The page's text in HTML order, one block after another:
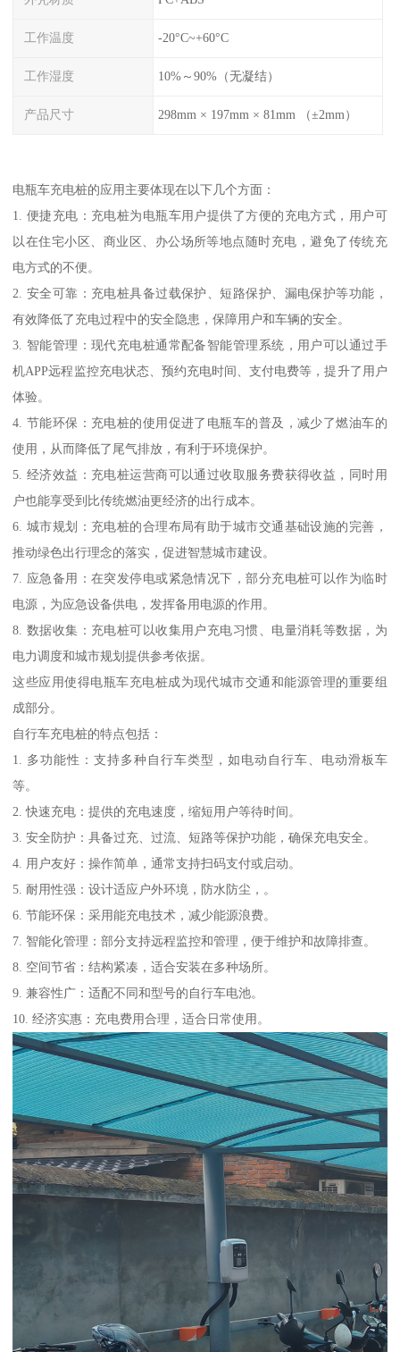
工作温度 -20°C~+60°C
工作湿度 10%～90%（无凝结）
产品尺寸 298mm × 197mm × 81mm （±2mm）
电瓶车充电桩的应用主要体现在以下几个方面：
1. 便捷充电：充电桩为电瓶车用户提供了方便的充电方式，用户可
以在住宅小区、商业区、办公场所等地点随时充电，避免了传统充
电方式的不便。
2. 安全可靠：充电桩具备过载保护、短路保护、漏电保护等功能，
有效降低了充电过程中的安全隐患，保障用户和车辆的安全。
3. 智能管理：现代充电桩通常配备智能管理系统，用户可以通过手
机APP远程监控充电状态、预约充电时间、支付电费等，提升了用户
体验。
4. 节能环保：充电桩的使用促进了电瓶车的普及，减少了燃油车的
使用，从而降低了尾气排放，有利于环境保护。
5. 经济效益：充电桩运营商可以通过收取服务费获得收益，同时用
户也能享受到比传统燃油更经济的出行成本。
6. 城市规划：充电桩的合理布局有助于城市交通基础设施的完善，
推动绿色出行理念的落实，促进智慧城市建设。
7. 应急备用：在突发停电或紧急情况下，部分充电桩可以作为临时
电源，为应急设备供电，发挥备用电源的作用。
8. 数据收集：充电桩可以收集用户充电习惯、电量消耗等数据，为
电力调度和城市规划提供参考依据。
这些应用使得电瓶车充电桩成为现代城市交通和能源管理的重要组
成部分。
自行车充电桩的特点包括：
1. 多功能性：支持多种自行车类型，如电动自行车、电动滑板车
等。
2. 快速充电：提供的充电速度，缩短用户等待时间。
3. 安全防护：具备过充、过流、短路等保护功能，确保充电安全。
4. 用户友好：操作简单，通常支持扫码支付或启动。
5. 耐用性强：设计适应户外环境，防水防尘，。
6. 节能环保：采用能充电技术，减少能源浪费。
7. 智能化管理：部分支持远程监控和管理，便于维护和故障排查。
8. 空间节省：结构紧凑，适合安装在多种场所。
9. 兼容性广：适配不同和型号的自行车电池。
10. 经济实惠：充电费用合理，适合日常使用。